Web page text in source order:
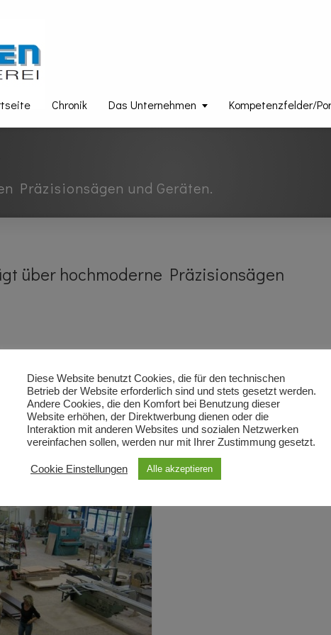
Chronik Das Unternehmen Kompetenzfelder/
Präzisionsägen und Geräten.
über hochmoderne Präzisionsägen
Plattensägen ermöglichen
der benötigten Plattenwerkstoffe.
Diese Website benutzt Cookies, die für den technischen
Betrieb der Website erforderlich sind und stets gesetzt werden.
Andere Cookies, die den Komfort bei Benutzung dieser
Website erhöhen, der Direktwerbung dienen oder die
Interaktion mit anderen Websites und sozialen Netzwerken
vereinfachen sollen, werden nur mit Ihrer Zustimmung gesetzt.
Cookie Einstellungen Alle akzeptieren